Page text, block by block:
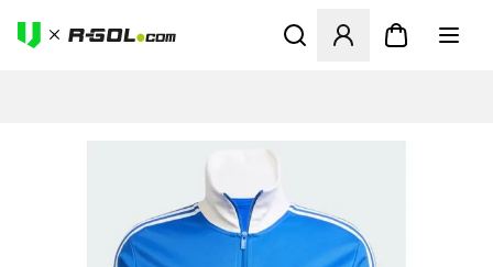
Odpre Modal za prijavo ali